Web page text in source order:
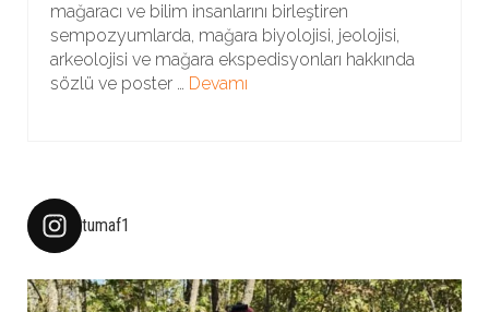
mağaracı ve bilim insanlarını birleştiren
sempozyumlarda, mağara biyolojisi, jeolojisi,
arkeolojisi ve mağara ekspedisyonları hakkında
sözlü ve poster … Devamı
tumaf1